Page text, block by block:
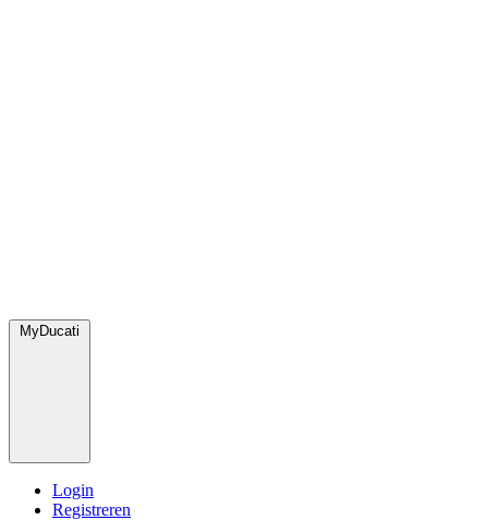
MyDucati
Login
Registreren